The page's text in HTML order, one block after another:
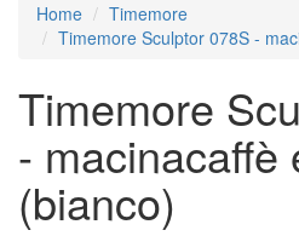
Home
Timemore
Timemore Sculptor 078S -
Timemore
- macinacaffè
(bianco)